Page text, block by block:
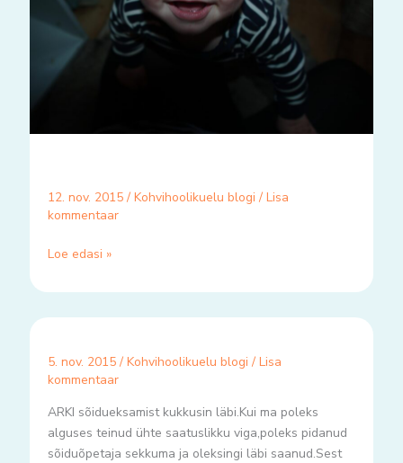
12. nov. 2015 / Kohvihoolikuelu blogi / Lisa
kommentaar
Loe edasi »
5. nov. 2015 / Kohvihoolikuelu blogi / Lisa
kommentaar
ARKI sõidueksamist kukkusin läbi.Kui ma poleks
alguses teinud ühte saatuslikku viga,poleks pidanud
sõiduõpetaja sekkuma ja oleksingi läbi saanud.Sest